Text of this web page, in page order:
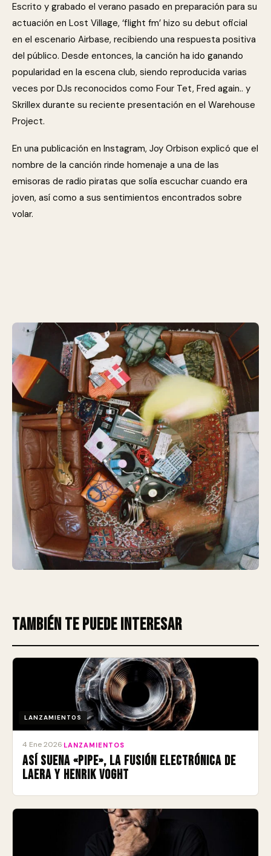
Escrito y grabado el verano pasado en preparación para su
actuación en Lost Village, ‘flight fm’ hizo su debut oficial
en el escenario Airbase, recibiendo una respuesta positiva
del público. Desde entonces, la canción ha ido ganando
popularidad en la escena club, siendo reproducida varias
veces por DJs reconocidos como Four Tet, Fred again.. y
Skrillex durante su reciente presentación en el Warehouse
Project.
En una publicación en Instagram, Joy Orbison explicó que el
nombre de la canción rinde homenaje a una de las
emisoras de radio piratas que solía escuchar cuando era
joven, así como a sus sentimientos encontrados sobre
volar.
También te puede interesar
LANZAMIENTOS
4 Ene 2026 LANZAMIENTOS
Así suena «Pipe», la fusión electrónica de
Laera y Henrik Voght